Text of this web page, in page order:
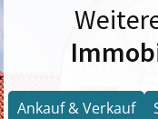
Ankauf & Verkauf